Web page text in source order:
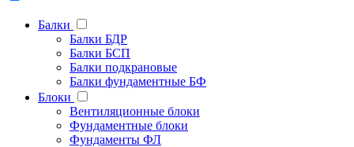
Балки
Балки БДР
Балки БСП
Балки подкрановые
Балки фундаментные БФ
Блоки
Вентиляционные блоки
Фундаментные блоки
Фундаменты ФЛ